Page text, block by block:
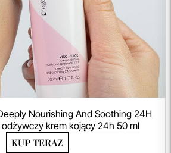
Nourishing And Soothing 24H
odżywczy krem kojący 24h 50 ml
KUP TERAZ